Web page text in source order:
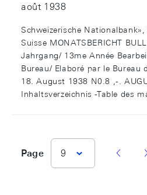
août 1938
Schweizerische
Suisse MONATSBERICHT
Jahrgang/ 13me Année
Bureau/ Elaboré par le Bureau
18. August 1938 N0.8 ,-.
Inhaltsverzeichnis -Table des
Page 9